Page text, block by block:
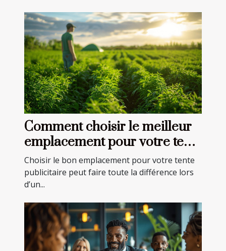
Comment choisir le meilleur
emplacement pour votre tente
publicitaire
Choisir le bon emplacement pour votre tente
publicitaire peut faire toute la différence lors
d’un...